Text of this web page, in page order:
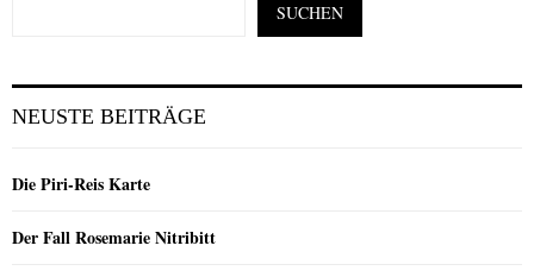
SUCHEN
NEUSTE BEITRÄGE
Die Piri-Reis Karte
Der Fall Rosemarie Nitribitt